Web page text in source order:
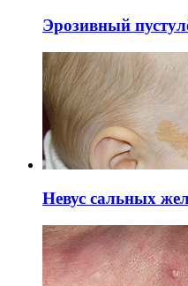
Эрозивный
Невус сальных